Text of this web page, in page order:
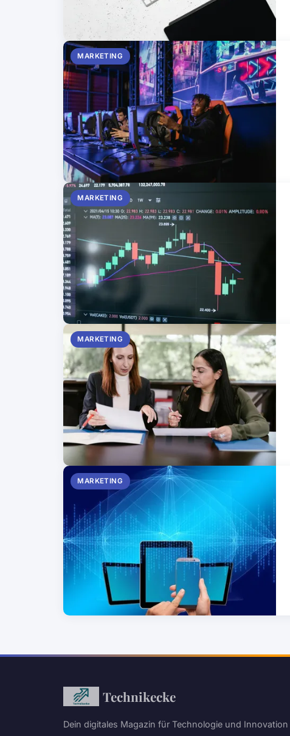
MARKETING
MARKETING
MARKETING
MARKETING
Technikecke
Dein digitales Magazin für Technologie und Innovation